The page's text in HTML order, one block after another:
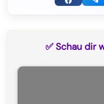
F
T
✅ Schau dir